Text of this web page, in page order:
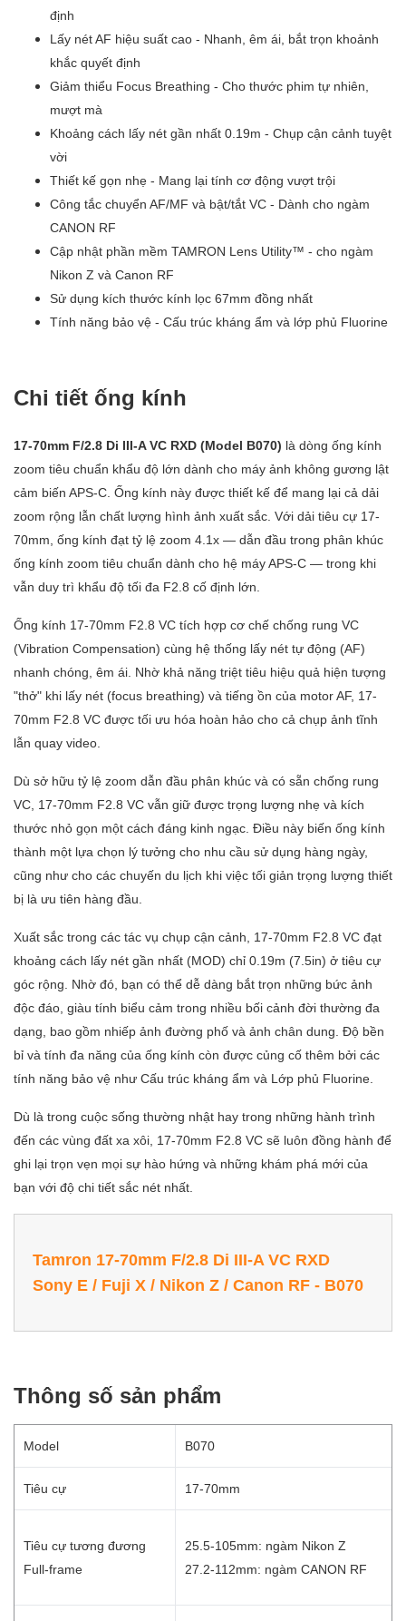
định
Lấy nét AF hiệu suất cao - Nhanh, êm ái, bắt trọn khoảnh
khắc quyết định
Giảm thiểu Focus Breathing - Cho thước phim tự nhiên,
mượt mà
Khoảng cách lấy nét gần nhất 0.19m - Chụp cận cảnh tuyệt
vời
Thiết kế gọn nhẹ - Mang lại tính cơ động vượt trội
Công tắc chuyển AF/MF và bật/tắt VC - Dành cho ngàm
CANON RF
Cập nhật phần mềm TAMRON Lens Utility™ - cho ngàm
Nikon Z và Canon RF
Sử dụng kích thước kính lọc 67mm đồng nhất
Tính năng bảo vệ - Cấu trúc kháng ẩm và lớp phủ Fluorine
Chi tiết ống kính
17-70mm F/2.8 Di III-A VC RXD (Model B070) là dòng ống kính
zoom tiêu chuẩn khẩu độ lớn dành cho máy ảnh không gương lật
cảm biến APS-C. Ống kính này được thiết kế để mang lại cả dải
zoom rộng lẫn chất lượng hình ảnh xuất sắc. Với dải tiêu cự 17-
70mm, ống kính đạt tỷ lệ zoom 4.1x — dẫn đầu trong phân khúc
ống kính zoom tiêu chuẩn dành cho hệ máy APS-C — trong khi
vẫn duy trì khẩu độ tối đa F2.8 cố định lớn.
Ống kính 17-70mm F2.8 VC tích hợp cơ chế chống rung VC
(Vibration Compensation) cùng hệ thống lấy nét tự động (AF)
nhanh chóng, êm ái. Nhờ khả năng triệt tiêu hiệu quả hiện tượng
"thở" khi lấy nét (focus breathing) và tiếng ồn của motor AF, 17-
70mm F2.8 VC được tối ưu hóa hoàn hảo cho cả chụp ảnh tĩnh
lẫn quay video.
Dù sở hữu tỷ lệ zoom dẫn đầu phân khúc và có sẵn chống rung
VC, 17-70mm F2.8 VC vẫn giữ được trọng lượng nhẹ và kích
thước nhỏ gọn một cách đáng kinh ngạc. Điều này biến ống kính
thành một lựa chọn lý tưởng cho nhu cầu sử dụng hàng ngày,
cũng như cho các chuyến du lịch khi việc tối giản trọng lượng thiết
bị là ưu tiên hàng đầu.
Xuất sắc trong các tác vụ chụp cận cảnh, 17-70mm F2.8 VC đạt
khoảng cách lấy nét gần nhất (MOD) chỉ 0.19m (7.5in) ở tiêu cự
góc rộng. Nhờ đó, bạn có thể dễ dàng bắt trọn những bức ảnh
độc đáo, giàu tính biểu cảm trong nhiều bối cảnh đời thường đa
dạng, bao gồm nhiếp ảnh đường phố và ảnh chân dung. Độ bền
bỉ và tính đa năng của ống kính còn được củng cố thêm bởi các
tính năng bảo vệ như Cấu trúc kháng ẩm và Lớp phủ Fluorine.
Dù là trong cuộc sống thường nhật hay trong những hành trình
đến các vùng đất xa xôi, 17-70mm F2.8 VC sẽ luôn đồng hành để
ghi lại trọn vẹn mọi sự hào hứng và những khám phá mới của
bạn với độ chi tiết sắc nét nhất.
Tamron 17-70mm F/2.8 Di III-A VC RXD
Sony E / Fuji X / Nikon Z / Canon RF - B070
Thông số sản phẩm
Model B070
Tiêu cự 17-70mm
Tiêu cự tương đương
Full-frame
25.5-105mm: ngàm Nikon Z
27.2-112mm: ngàm CANON RF